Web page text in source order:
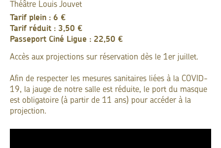
Théâtre Louis Jouvet
Tarif plein : 6 €
Tarif réduit : 3,50 €
Passeport Ciné Ligue : 22,50 €
Accès aux projections sur réservation dès le 1er juillet.
Afin de respecter les mesures sanitaires liées à la COVID-
19, la jauge de notre salle est réduite, le port du masque
est obligatoire (à partir de 11 ans) pour accéder à la
projection.